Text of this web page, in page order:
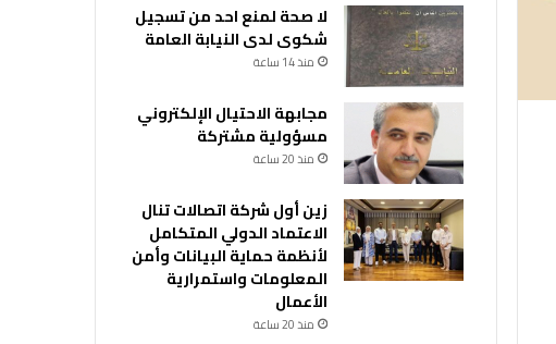
لا صحة لمنع احد من تسجيل
شكوى لدى النيابة العامة
منذ 14 ساعة
مجابهة الاحتيال الإلكتروني
مسؤولية مشتركة
منذ 20 ساعة
زين أول شركة اتصالات تنال
الاعتماد الدولي المتكامل
لأنظمة حماية البيانات وأمن
المعلومات واستمرارية
الأعمال
منذ 20 ساعة